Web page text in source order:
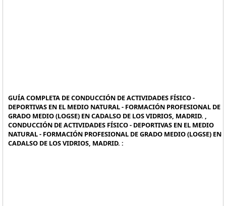
GUÍA COMPLETA DE CONDUCCIÓN DE ACTIVIDADES FÍSICO -
DEPORTIVAS EN EL MEDIO NATURAL - FORMACIÓN PROFESIONAL DE
GRADO MEDIO (LOGSE) EN CADALSO DE LOS VIDRIOS, MADRID. ,
CONDUCCIÓN DE ACTIVIDADES FÍSICO - DEPORTIVAS EN EL MEDIO
NATURAL - FORMACIÓN PROFESIONAL DE GRADO MEDIO (LOGSE) EN
CADALSO DE LOS VIDRIOS, MADRID. :